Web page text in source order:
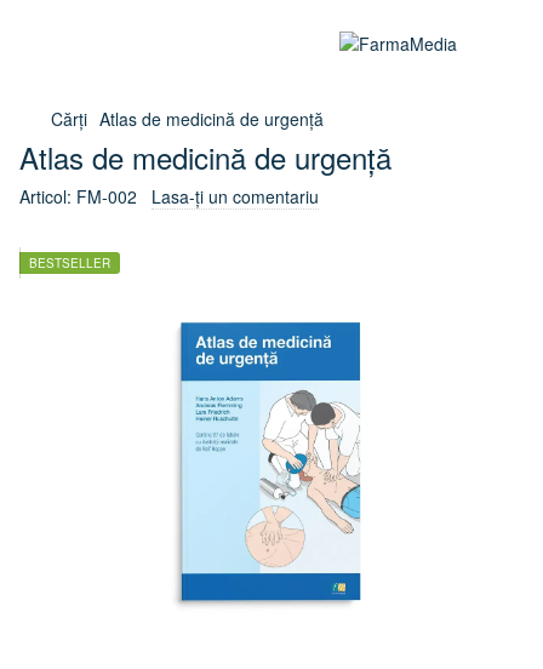
Cărți Atlas de medicină de urgență
Atlas de medicină de urgență
Articol: FM-002 Lasa-ți un comentariu
BESTSELLER